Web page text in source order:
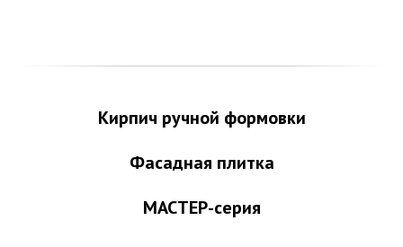
Кирпич ручной формовки
Фасадная плитка
МАСТЕР-серия